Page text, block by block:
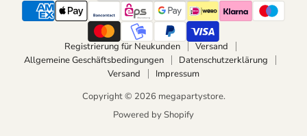
Registrierung für Neukunden
Versand
Allgemeine Geschäftsbedingungen
Datenschutzerklärung
Versand
Impressum
Copyright © 2026 megapartystore.
Powered by Shopify